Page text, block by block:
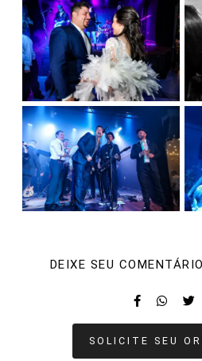
DEIXE SEU
SOLICITE SEU